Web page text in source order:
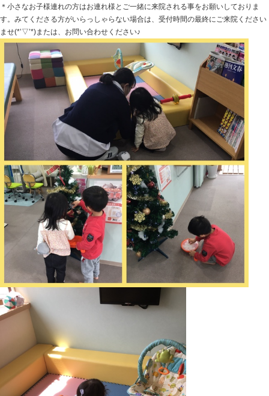
当院は、キッズルームを設けています。
・子どもがいるけど大丈夫？
・待つ事出来るか心配
・赤ちゃんも一緒に来院したい
なかなかお子様がいらっしゃると躊躇しがちですが当院
多く来院されてますよ(^^)大歓迎‼︎‼︎
それは、キッズルームがあるからなんです！
こうしてお子様は、遊んで待っててくれますよ〜ママや
やすい環境づくりに力を入れています(*’▽’*)
＊小さなお子様連れの方はお連れ様とご一緒に来院され
す。みてくださる方がいらっしゃらない場合は、受付時
ませ(*’▽’*)または、お問い合わせください♪